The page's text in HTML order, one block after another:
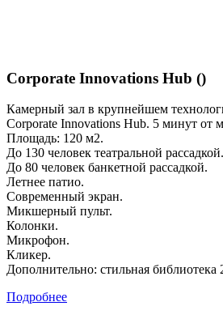
Corporate Innovations Hub ()
Камерный зал в крупнейшем
Corporate Innovations Hub. 5 минут от
Площадь: 120 м2.
До 130 человек театральной рассадкой.
До 80 человек банкетной рассадкой.
Летнее патио.
Современный экран.
Микшерный пульт.
Колонки.
Микрофон.
Кликер.
Дополнительно: стильная библиотека
Подробнее